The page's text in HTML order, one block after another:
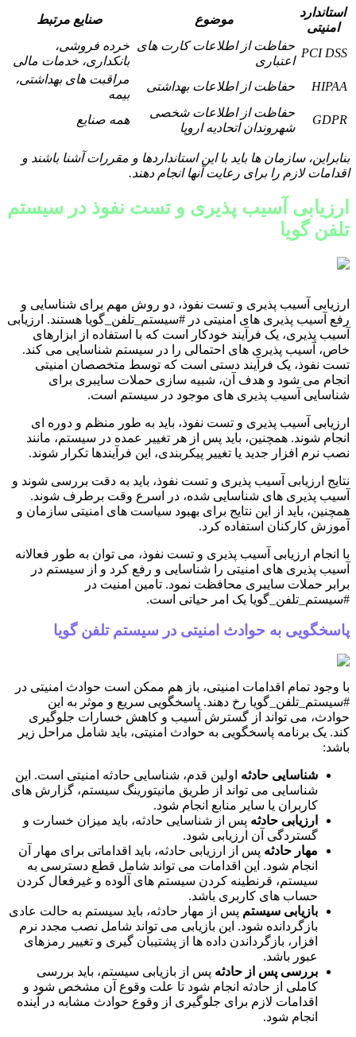
استاندارد
امنیتی
موضوع صنایع مرتبط
PCI DSS
حفاظت از اطلاعات کارت های
اعتباری
خرده فروشی،
بانکداری، خدمات مالی
HIPAA
حفاظت از اطلاعات بهداشتی
مراقبت های بهداشتی،
بیمه
GDPR
حفاظت از اطلاعات شخصی
شهروندان اتحادیه اروپا
همه صنایع
بنابراین، سازمان ها باید با این استانداردها و مقررات آشنا باشند و
اقدامات لازم را برای رعایت آنها انجام دهند.
ارزیابی آسیب پذیری و تست نفوذ در سیستم
تلفن گویا
ارزیابی آسیب پذیری و تست نفوذ، دو روش مهم برای شناسایی و
رفع آسیب پذیری های امنیتی در #سیستم_تلفن_گویا هستند. ارزیابی
آسیب پذیری، یک فرآیند خودکار است که با استفاده از ابزارهای
خاص، آسیب پذیری های احتمالی را در سیستم شناسایی می کند.
تست نفوذ، یک فرآیند دستی است که توسط متخصصان امنیتی
انجام می شود و هدف آن، شبیه سازی حملات سایبری برای
شناسایی آسیب پذیری های موجود در سیستم است.
ارزیابی آسیب پذیری و تست نفوذ، باید به طور منظم و دوره ای
انجام شوند. همچنین، باید پس از هر تغییر عمده در سیستم، مانند
نصب نرم افزار جدید یا تغییر پیکربندی، این فرآیندها تکرار شوند.
نتایج ارزیابی آسیب پذیری و تست نفوذ، باید به دقت بررسی شوند و
آسیب پذیری های شناسایی شده، در اسرع وقت برطرف شوند.
همچنین، باید از این نتایج برای بهبود سیاست های امنیتی سازمان و
آموزش کارکنان استفاده کرد.
با انجام ارزیابی آسیب پذیری و تست نفوذ، می توان به طور فعالانه
آسیب پذیری های امنیتی را شناسایی و رفع کرد و از سیستم در
برابر حملات سایبری محافظت نمود. تامین امنیت در
#سیستم_تلفن_گویا یک امر حیاتی است.
پاسخگویی به حوادث امنیتی در سیستم تلفن گویا
با وجود تمام اقدامات امنیتی، باز هم ممکن است حوادث امنیتی در
#سیستم_تلفن_گویا رخ دهند. پاسخگویی سریع و موثر به این
حوادث، می تواند از گسترش آسیب و کاهش خسارات جلوگیری
کند. یک برنامه پاسخگویی به حوادث امنیتی، باید شامل مراحل زیر
باشد:
شناسایی حادثه اولین قدم، شناسایی حادثه امنیتی است. این
شناسایی می تواند از طریق مانیتورینگ سیستم، گزارش های
کاربران یا سایر منابع انجام شود.
ارزیابی حادثه پس از شناسایی حادثه، باید میزان خسارت و
گستردگی آن ارزیابی شود.
مهار حادثه پس از ارزیابی حادثه، باید اقداماتی برای مهار آن
انجام شود. این اقدامات می تواند شامل قطع دسترسی به
سیستم، قرنطینه کردن سیستم های آلوده و غیرفعال کردن
حساب های کاربری باشد.
بازیابی سیستم پس از مهار حادثه، باید سیستم به حالت عادی
بازگردانده شود. این بازیابی می تواند شامل نصب مجدد نرم
افزار، بازگرداندن داده ها از پشتیبان گیری و تغییر رمزهای
عبور باشد.
بررسی پس از حادثه پس از بازیابی سیستم، باید بررسی
کاملی از حادثه انجام شود تا علت وقوع آن مشخص شود و
اقدامات لازم برای جلوگیری از وقوع حوادث مشابه در آینده
انجام شود.